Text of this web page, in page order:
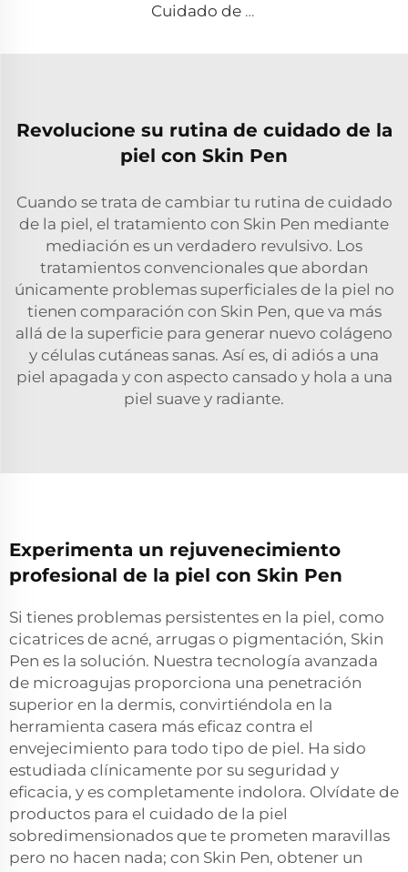
Cuidado de la piel con microneedling rf Sylfirm X puntas Sylfirm X XB-49
Revolucione su rutina de cuidado de la
piel con Skin Pen
Cuando se trata de cambiar tu rutina de cuidado
de la piel, el tratamiento con Skin Pen mediante
mediación es un verdadero revulsivo. Los
tratamientos convencionales que abordan
únicamente problemas superficiales de la piel no
tienen comparación con Skin Pen, que va más
allá de la superficie para generar nuevo colágeno
y células cutáneas sanas. Así es, di adiós a una
piel apagada y con aspecto cansado y hola a una
piel suave y radiante.
Experimenta un rejuvenecimiento
profesional de la piel con Skin Pen
Si tienes problemas persistentes en la piel, como
cicatrices de acné, arrugas o pigmentación, Skin
Pen es la solución. Nuestra tecnología avanzada
de microagujas proporciona una penetración
superior en la dermis, convirtiéndola en la
herramienta casera más eficaz contra el
envejecimiento para todo tipo de piel. Ha sido
estudiada clínicamente por su seguridad y
eficacia, y es completamente indolora. Olvídate de
productos para el cuidado de la piel
sobredimensionados que te prometen maravillas
pero no hacen nada; con Skin Pen, obtener un